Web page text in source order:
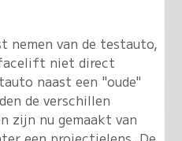
nemen van de testauto,
niet direct
naast een "oude"
de verschillen
zijn nu gemaakt van